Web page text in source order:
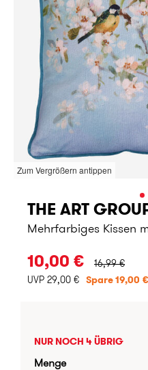
Zum Vergrößern antippen
THE ART
Mehrfarbiges Kissen
10,00 €
16,99 €
UVP 29,00 €
Spare 19,00 €
NUR NOCH 4 ÜBRIG
Menge